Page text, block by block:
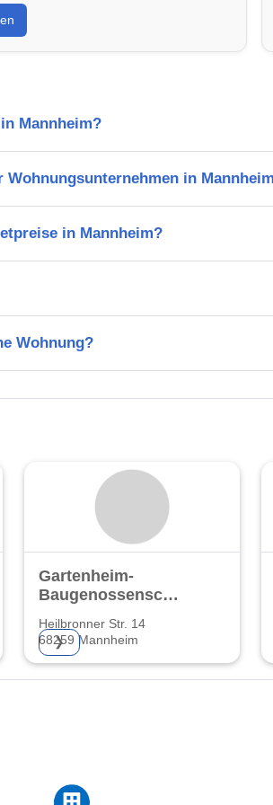
Mannheim?
in
in Mannheim?
Wohnung?
Gartenheim-
Baugenossenschaft
Heilbronner Str. 14
68259 Mannheim
❯